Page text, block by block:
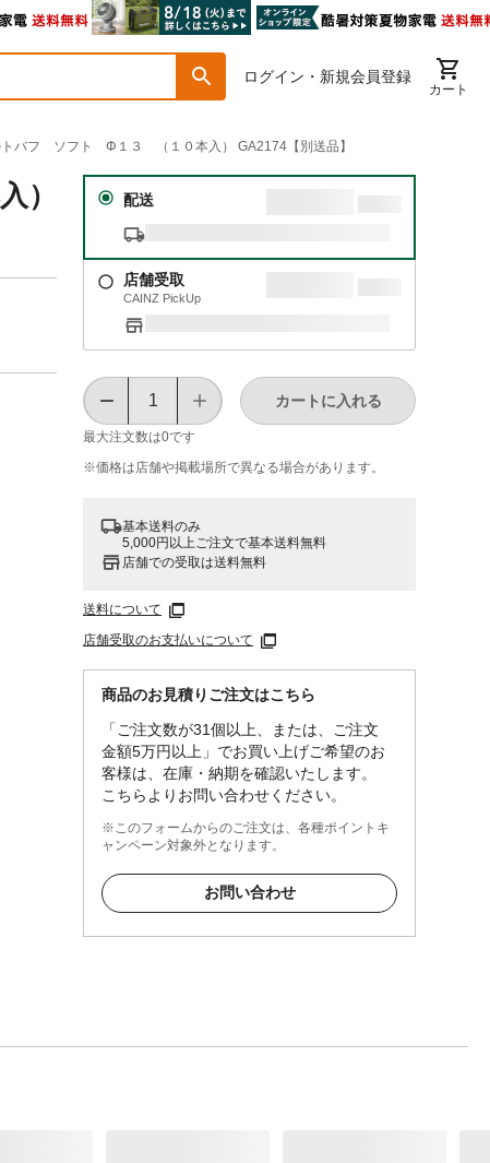
ログイン・新規会員登録
カート
トバフ ソフト Φ１３ （１０本入） GA2174【別送品】
）
配送
店舗受取
CAINZ PickUp
最大注文数は0です
カートに入れる
※価格は​店舗や​掲載場所で​異なる​場合が​あります。
基本送料のみ
5,000円以上ご注文で基本送料無料
店舗での受取は送料無料
送料について
店舗受取のお支払いについて
商品のお見積りご注文はこちら
「ご注文数が31個以上、または、ご注文
金額5万円以上」でお買い上げご希望のお
客様は、在庫・納期を確認いたします。
こちらよりお問い合わせください。
※このフォームからのご注文は、各種ポイントキ
ャンペーン対象外となります。
お問い合わせ